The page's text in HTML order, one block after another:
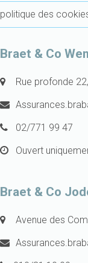
politique des
Braet & Co
Rue profonde
02/771 99 47
Ouvert
Braet & Co
Avenue des